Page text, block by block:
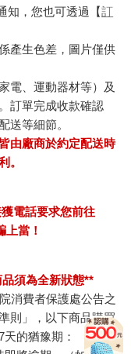
知，您也可透過【訂
產生色差，圖片僅供
電、運動器材等）及
訂單完成收款確認
送等細節。
由廠商於約定配送時
。
電話要求您前往
當！
須為全新狀態**
消費者保護處公告之
則」，以下商品購買
的猶豫期：